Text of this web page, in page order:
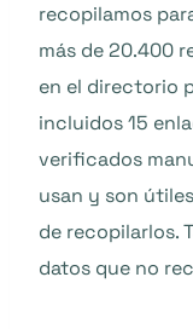
recopilamos
más de 20.400
en el directorio
incluidos 15
verificados
usan y son
de recopilarlos.
datos que no